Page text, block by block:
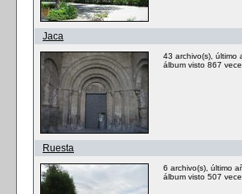
Jaca
43 archivo(s), último
álbum visto 867
Ruesta
6 archivo(s), último
álbum visto 507